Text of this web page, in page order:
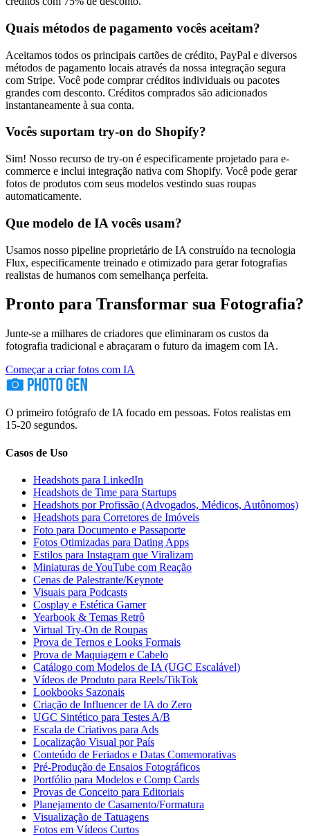
Quais métodos de pagamento vocês aceitam?
Aceitamos todos os principais cartões de crédito, PayPal e diversos
métodos de pagamento locais através da nossa integração segura
com Stripe. Você pode comprar créditos individuais ou pacotes
grandes com desconto. Créditos comprados são adicionados
instantaneamente à sua conta.
Vocês suportam try-on do Shopify?
Sim! Nosso recurso de try-on é especificamente projetado para e-
commerce e inclui integração nativa com Shopify. Você pode gerar
fotos de produtos com seus modelos vestindo suas roupas
automaticamente.
Que modelo de IA vocês usam?
Usamos nosso pipeline proprietário de IA construído na tecnologia
Flux, especificamente treinado e otimizado para gerar fotografias
realistas de humanos com semelhança perfeita.
Pronto para Transformar sua Fotografia?
Junte-se a milhares de criadores que eliminaram os custos da
fotografia tradicional e abraçaram o futuro da imagem com IA.
Começar a criar fotos com IA
O primeiro fotógrafo de IA focado em pessoas. Fotos realistas em
15-20 segundos.
Casos de Uso
Headshots para LinkedIn
Headshots de Time para Startups
Headshots por Profissão (Advogados, Médicos, Autônomos)
Headshots para Corretores de Imóveis
Foto para Documento e Passaporte
Fotos Otimizadas para Dating Apps
Estilos para Instagram que Viralizam
Miniaturas de YouTube com Reação
Cenas de Palestrante/Keynote
Visuais para Podcasts
Cosplay e Estética Gamer
Yearbook & Temas Retrô
Virtual Try-On de Roupas
Prova de Ternos e Looks Formais
Prova de Maquiagem e Cabelo
Catálogo com Modelos de IA (UGC Escalável)
Vídeos de Produto para Reels/TikTok
Lookbooks Sazonais
Criação de Influencer de IA do Zero
UGC Sintético para Testes A/B
Escala de Criativos para Ads
Localização Visual por País
Conteúdo de Feriados e Datas Comemorativas
Pré-Produção de Ensaios Fotográficos
Portfólio para Modelos e Comp Cards
Provas de Conceito para Editoriais
Planejamento de Casamento/Formatura
Visualização de Tatuagens
Fotos em Vídeos Curtos